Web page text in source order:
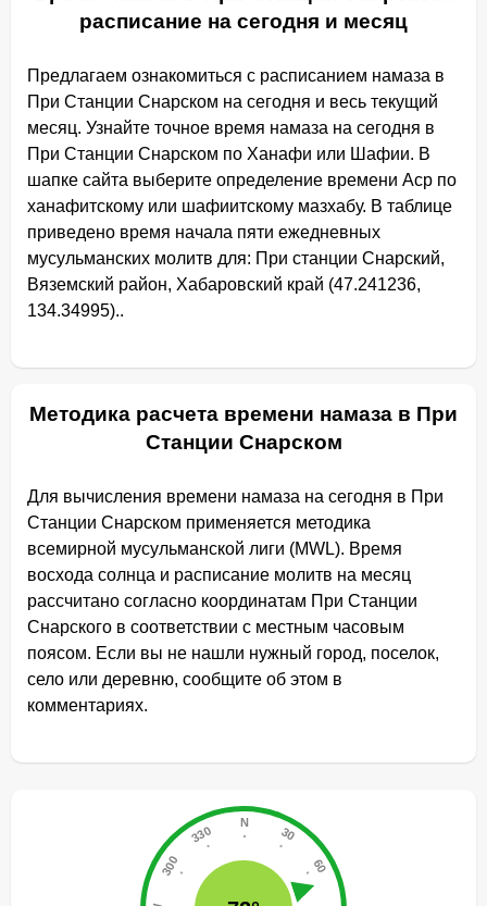
расписание на сегодня и месяц
Предлагаем ознакомиться с расписанием намаза в
При Станции Снарском на сегодня и весь текущий
месяц. Узнайте точное время намаза на сегодня в
При Станции Снарском по Ханафи или Шафии. В
шапке сайта выберите определение времени Аср по
ханафитскому или шафиитскому мазхабу. В таблице
приведено время начала пяти ежедневных
мусульманских молитв для: При станции Снарский,
Вяземский район, Хабаровский край (47.241236,
134.34995)..
Методика расчета времени намаза в При
Станции Снарском
Для вычисления времени намаза на сегодня в При
Станции Снарском применяется методика
всемирной мусульманской лиги (MWL). Время
восхода солнца и расписание молитв на месяц
рассчитано согласно координатам При Станции
Снарского в соответствии с местным часовым
поясом. Если вы не нашли нужный город, поселок,
село или деревню, сообщите об этом в
комментариях.